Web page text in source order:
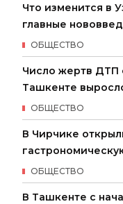
Что изменится в
главные
ОБЩЕСТВО
Число жертв ДТП
Ташкенте
ОБЩЕСТВО
В Чирчике
ОБЩЕСТВО
В Ташкенте с